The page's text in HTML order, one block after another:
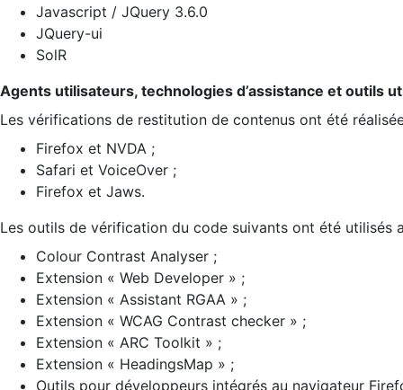
Javascript / JQuery 3.6.0
JQuery-ui
SolR
Agents utilisateurs, technologies d’assistance et outils
Les vérifications de restitution de contenus ont été
Firefox et NVDA ;
Safari et VoiceOver ;
Firefox et Jaws.
Les outils de vérification du code suivants ont été utilisés
Colour Contrast Analyser ;
Extension « Web Developer » ;
Extension « Assistant RGAA » ;
Extension « WCAG Contrast checker » ;
Extension « ARC Toolkit » ;
Extension « HeadingsMap » ;
Outils pour développeurs intégrés au navigateur